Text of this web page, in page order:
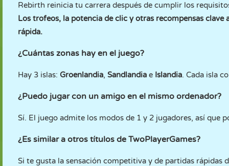
Rebirth reinicia tu carrera después de cumplir los
Los trofeos, la potencia de clic y otras recompensas
rápida.
¿Cuántas zonas hay en el juego?
Hay 3 islas: Groenlandia, Sandlandia e Islandia. Cada isla
¿Puedo jugar con un amigo en el mismo ordenador?
Sí. El juego admite los modos de 1 y 2 jugadores, así que
¿Es similar a otros títulos de TwoPlayerGames?
Si te gusta la sensación competitiva y de partidas rápidas